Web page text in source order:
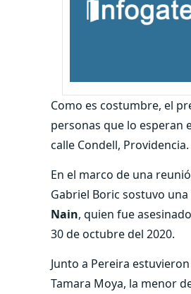
Como es costumbre, el
personas que lo esperan
calle Condell, Providencia.
En el marco de una
Gabriel Boric sostuvo
Nain, quien fue
30 de octubre del 2020.
Junto a Pereira
Tamara Moya, la menor